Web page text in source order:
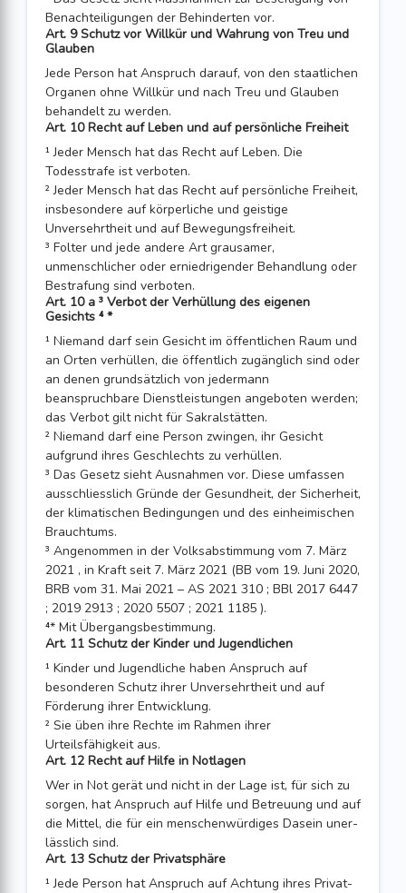
Benachteiligungen der Behin­derten vor.
Art. 9 Schutz vor Willkür und Wahrung von Treu und
Glauben
Jede Person hat Anspruch darauf, von den staatlichen
Organen ohne Willkür und nach Treu und Glauben
behandelt zu werden.
Art. 10 Recht auf Leben und auf persönliche Freiheit
¹ Jeder Mensch hat das Recht auf Leben. Die
Todesstrafe ist verboten.
² Jeder Mensch hat das Recht auf persönliche Freiheit,
insbesondere auf körperliche und geistige
Unversehrtheit und auf Bewegungsfreiheit.
³ Folter und jede andere Art grausamer,
unmenschlicher oder erniedrigender Behandlung oder
Bestrafung sind verboten.
Art. 10 a ³ Verbot der Verhüllung des eigenen
Gesichts ⁴ *
¹ Niemand darf sein Gesicht im öffentlichen Raum und
an Orten verhüllen, die öffent­lich zugänglich sind oder
an denen grundsätzlich von jedermann
beanspruchbare Dienstleistungen angeboten werden;
das Verbot gilt nicht für Sakralstätten.
² Niemand darf eine Person zwingen, ihr Gesicht
aufgrund ihres Geschlechts zu ver­hüllen.
³ Das Gesetz sieht Ausnahmen vor. Diese umfassen
ausschliesslich Gründe der Gesundheit, der Sicherheit,
der klimatischen Bedingungen und des einheimischen
Brauchtums.
³ Angenommen in der Volksabstimmung vom 7. März
2021 , in Kraft seit 7. März 2021 (BB vom 19. Juni 2020,
BRB vom 31. Mai 2021 – AS 2021 310 ; BBl 2017 6447
; 2019 2913 ; 2020 5507 ; 2021 1185 ).
⁴* Mit Übergangsbestimmung.
Art. 11 Schutz der Kinder und Jugendlichen
¹ Kinder und Jugendliche haben Anspruch auf
besonderen Schutz ihrer Unversehrt­heit und auf
Förderung ihrer Entwicklung.
² Sie üben ihre Rechte im Rahmen ihrer
Urteilsfähigkeit aus.
Art. 12 Recht auf Hilfe in Notlagen
Wer in Not gerät und nicht in der Lage ist, für sich zu
sorgen, hat Anspruch auf Hilfe und Betreuung und auf
die Mittel, die für ein menschenwürdiges Dasein uner­
lässlich sind.
Art. 13 Schutz der Privatsphäre
¹ Jede Person hat Anspruch auf Achtung ihres Privat-